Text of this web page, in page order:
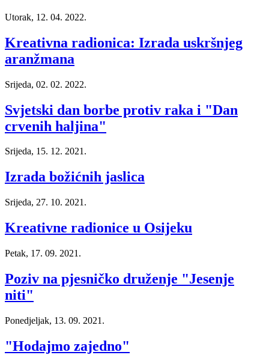
Utorak, 12. 04. 2022.
Kreativna radionica: Izrada uskršnjeg
aranžmana
Srijeda, 02. 02. 2022.
Svjetski dan borbe protiv raka i "Dan
crvenih haljina"
Srijeda, 15. 12. 2021.
Izrada božićnih jaslica
Srijeda, 27. 10. 2021.
Kreativne radionice u Osijeku
Petak, 17. 09. 2021.
Poziv na pjesničko druženje "Jesenje
niti"
Ponedjeljak, 13. 09. 2021.
"Hodajmo zajedno"